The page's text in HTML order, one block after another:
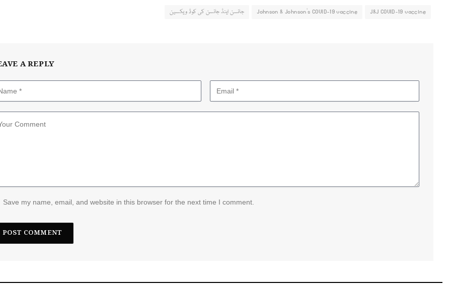
J&J COVID-19 vaccine
Johnson & Johnson’s COVID-19 vaccine جانسن اینڈ جانسن کی کوڈ ویکسین
A REPLY
Save my name, email, and website in this browser for the next time I comment.